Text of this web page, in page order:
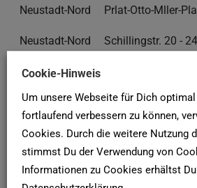
Neustadt-Nord Prlat-Otto-Mller-
Neustadt-Nord Schillingstr. 20 - 24
Neustadt-Nord
Neustadt-Nord Wickrather Str. 1 -
Altstadt-Nord Dagobert Str. 34 -
Altstadt-Nord Im Krahnenhof 9 -
Cookie-Hinweis
Um unsere Webseite für Dich
fortlaufend verbessern zu können,
Cookies. Durch die weitere Nutzung
stimmst Du der Verwendung von
Informationen zu Cookies erhältst